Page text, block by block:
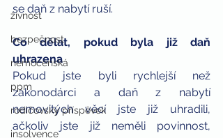
živnost
bezpečnost
nemocenská
ppm
rodičovský příspěvek
insolvence
se daň z nabytí ruší.
Co dělat, pokud byla již daň
uhrazena
Pokud jste byli rychlejší než
zákonodárci a daň z nabytí
nemovitých věcí jste již uhradili,
ačkoliv jste již neměli povinnost,